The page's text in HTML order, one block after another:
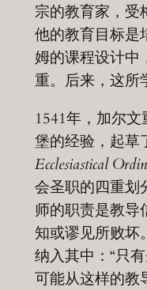
宗的教育家，受
他的教育目标是
姆的课程设计中
重。后来，这所
1541年，加尔
堡的经验，起草
Ecclesiastical
会圣职的四重划
师的职责是教导
知或谬见所败坏
纳入其中：“只
可能从这样的教